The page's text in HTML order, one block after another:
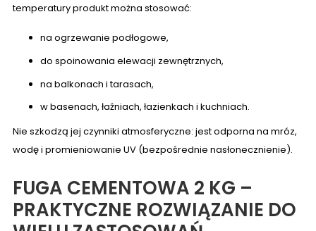
temperatury produkt można stosować:
na ogrzewanie podłogowe,
do spoinowania elewacji zewnętrznych,
na balkonach i tarasach,
w basenach, łaźniach, łazienkach i kuchniach.
Nie szkodzą jej czynniki atmosferyczne: jest odporna na mróz,
wodę i promieniowanie UV (bezpośrednie nasłonecznienie).
FUGA CEMENTOWA 2 KG –
PRAKTYCZNE ROZWIĄZANIE DO